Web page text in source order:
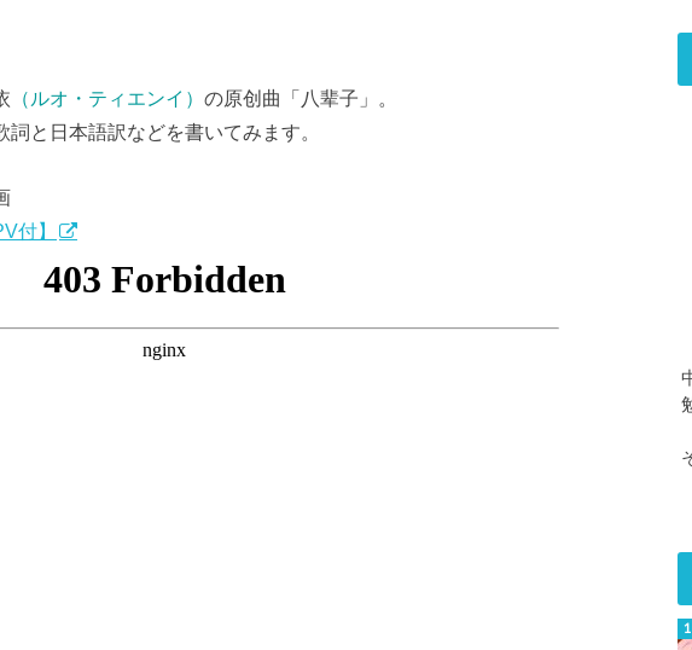
（ルオ・ティエンイ） の原创曲「八辈子」。
と日本語訳などを書いてみます。
付】